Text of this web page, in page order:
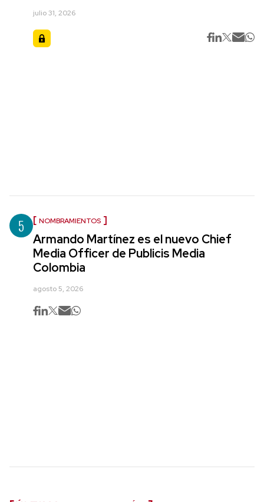
julio 31, 2026
5 NOMBRAMIENTOS
Armando Martínez es el nuevo Chief
Media Officer de Publicis Media
Colombia
agosto 5, 2026